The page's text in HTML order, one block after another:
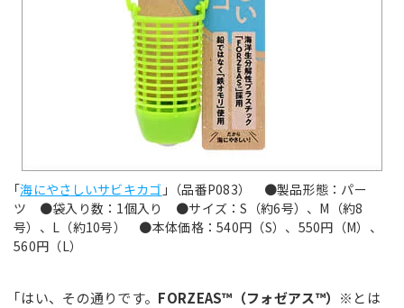
｢海にやさしいサビキカゴ ｣（品番P083） ●製品形態：パー
ツ ●袋入り数：1個入り ●サイズ：S（約6号）、M（約8
号）、L（約10号） ●本体価格：540円（S）、550円（M）、
560円（L）
｢はい、その通りです。 FORZEAS™（フォゼアス™） ※とは